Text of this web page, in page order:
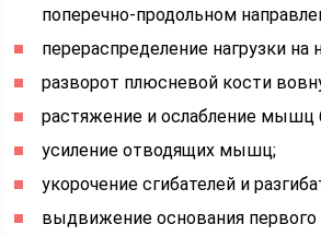
поперечно-продольном
перераспределение нагрузки на
разворот плюсневой кости
растяжение и ослабление мышц
усиление отводящих мышц;
укорочение сгибателей и
выдвижение основания первого